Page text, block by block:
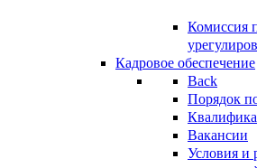
Комиссия
Кадровое обеспечение
Back
Порядок
Вакансии
Условия и